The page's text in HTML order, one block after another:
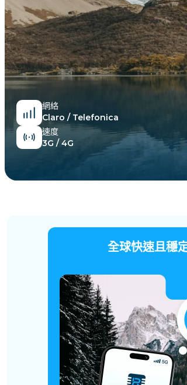
網絡
Claro / Telefonica
速度
3G / 4G
全球快速且穩